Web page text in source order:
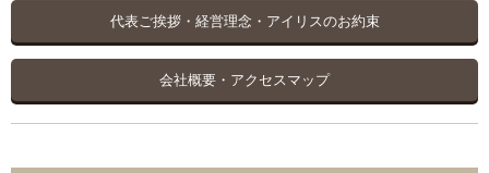
代表ご挨拶・経営理念・アイリスのお約束
会社概要・アクセスマップ